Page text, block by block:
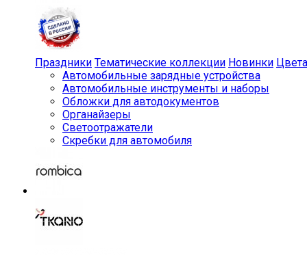
Праздники Тематические коллекции Новинки Цвета
Автомобильные зарядные устройства
Автомобильные инструменты и наборы
Обложки для автодокументов
Органайзеры
Светоотражатели
Скребки для автомобиля